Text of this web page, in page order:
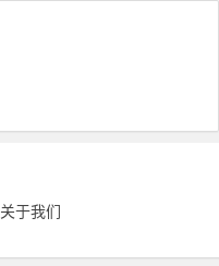
关于我们